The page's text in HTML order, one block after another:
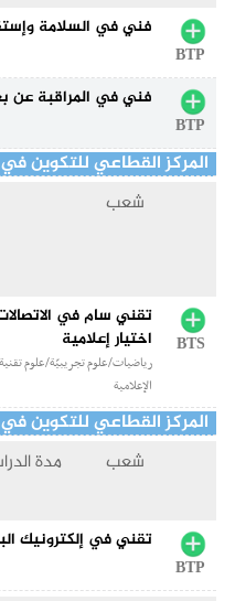
BTP
فني في السلامة
BTP
فني في المراقبة عن
المركز القطاعي للتكوين
شعب
BTS
تقني سام في
اختيار إعلامية
رياضيات/علوم تجريبيّة/علوم
الإعلامية
المركز القطاعي للتكوين
شعب
مدة
BTP
تقني في إلكترونيك